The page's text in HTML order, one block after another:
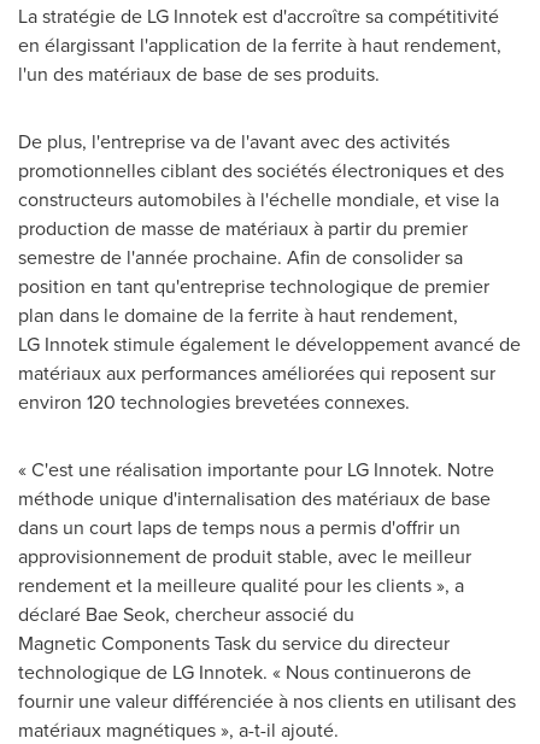
La stratégie de LG Innotek est d'accroître sa compétitivité
en élargissant l'application de la ferrite à haut rendement,
l'un des matériaux de base de ses produits.
De plus, l'entreprise va de l'avant avec des activités
promotionnelles ciblant des sociétés électroniques et des
constructeurs automobiles à l'échelle mondiale, et vise la
production de masse de matériaux à partir du premier
semestre de l'année prochaine. Afin de consolider sa
position en tant qu'entreprise technologique de premier
plan dans le domaine de la ferrite à haut rendement,
LG Innotek stimule également le développement avancé de
matériaux aux performances améliorées qui reposent sur
environ 120 technologies brevetées connexes.
« C'est une réalisation importante pour LG Innotek. Notre
méthode unique d'internalisation des matériaux de base
dans un court laps de temps nous a permis d'offrir un
approvisionnement de produit stable, avec le meilleur
rendement et la meilleure qualité pour les clients », a
déclaré Bae Seok, chercheur associé du
Magnetic Components Task du service du directeur
technologique de LG Innotek. « Nous continuerons de
fournir une valeur différenciée à nos clients en utilisant des
matériaux magnétiques », a-t-il ajouté.